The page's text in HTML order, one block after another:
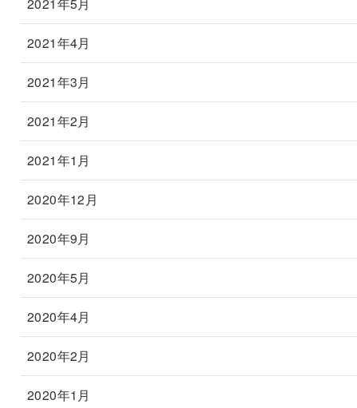
2021年4月
2021年3月
2021年2月
2021年1月
2020年12月
2020年9月
2020年5月
2020年4月
2020年2月
2020年1月